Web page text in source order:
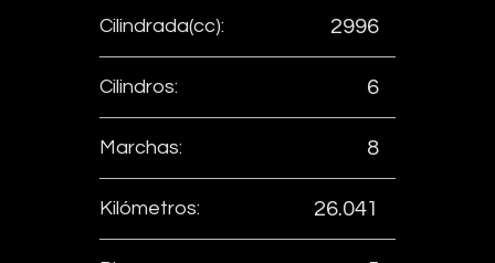
Cilindrada(cc): 2996
Cilindros: 6
Marchas: 8
Kilómetros: 26.041